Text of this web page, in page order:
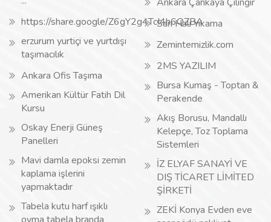
https://share.google/Z6gY2g4TcI4h6QZBA
erzurum yurtiçi ve yurtdışı
taşımacılık
Ankara Ofis Taşıma
Amerikan Kültür Fatih Dil
Kursu
Oskay Enerji Güneş
Panelleri
Mavi damla epoksi zemin
kaplama işlerini
yapmaktadır
Tabela kutu harf ışıklı
Sarı Halı Yıkama
Zemintemizlik.com
2MS YAZILIM
Bursa Kumaş - Toptan &
Perakende
Akış Borusu, Mandallı
Kelepçe, Toz Toplama
Sistemleri
İZ ELYAF SANAYİ VE
DIŞ TİCARET LİMİTED
ŞİRKETİ
ZEKİ Konya Evden eve